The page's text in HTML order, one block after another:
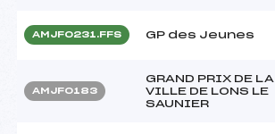
AMJF0231.FFS GP des Jeunes
AMJF0183
GRAND PRIX DE LA
VILLE DE LONS LE
SAUNIER